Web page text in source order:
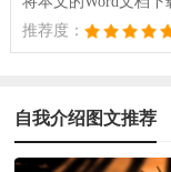
推荐度：
自我介绍图文推荐